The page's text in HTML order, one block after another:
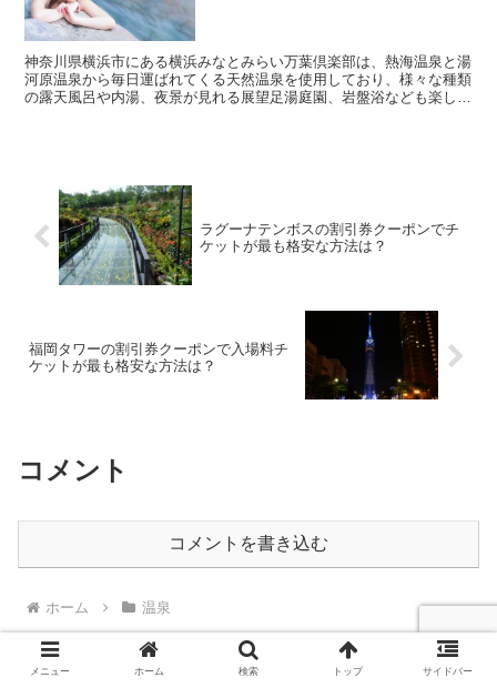
神奈川県横浜市にある横浜みなとみらい万葉倶楽部は、熱海温泉と湯
河原温泉から毎日運ばれてくる天然温泉を使用しており、様々な種類
の露天風呂や内湯、夜景が見れる展望足湯庭園、岩盤浴なども楽し
ラグーナテンボスの割引券クーポンでチ
ケットが最も格安な方法は？
福岡タワーの割引券クーポンで入場料チ
ケットが最も格安な方法は？
コメント
コメントを書き込む
ホーム 温泉
メニュー ホーム 検索 トップ サイドバー